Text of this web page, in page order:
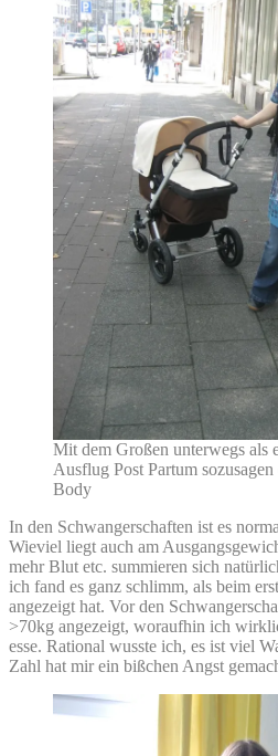
Mit dem Großen unterwegs als
Ausflug Post Partum
Body
In den Schwangerschaften ist es
Wieviel liegt auch am
mehr Blut etc. summieren sich
ich fand es ganz schlimm, als beim
angezeigt hat. Vor den
>70kg angezeigt, woraufhin ich
esse. Rational wusste ich, es ist viel
Zahl hat mir ein bißchen Angst